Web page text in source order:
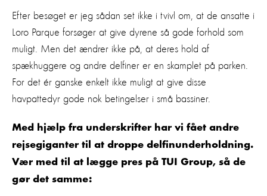
Efter besøget er jeg sådan set ikke i tvivl om, at de ansatte i
Loro Parque forsøger at give dyrene så gode forhold som
muligt. Men det ændrer ikke på, at deres hold af
spækhuggere og andre delfiner er en skamplet på parken.
For det ér ganske enkelt ikke muligt at give disse
havpattedyr gode nok betingelser i små bassiner.
Med hjælp fra underskrifter har vi fået andre
rejsegiganter til at droppe delfinunderholdning.
Vær med til at lægge pres på TUI Group, så de
gør det samme: